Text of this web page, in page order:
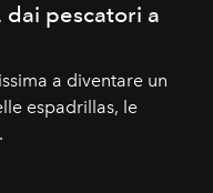
dai pescatori a
a diventare un
espadrillas, le